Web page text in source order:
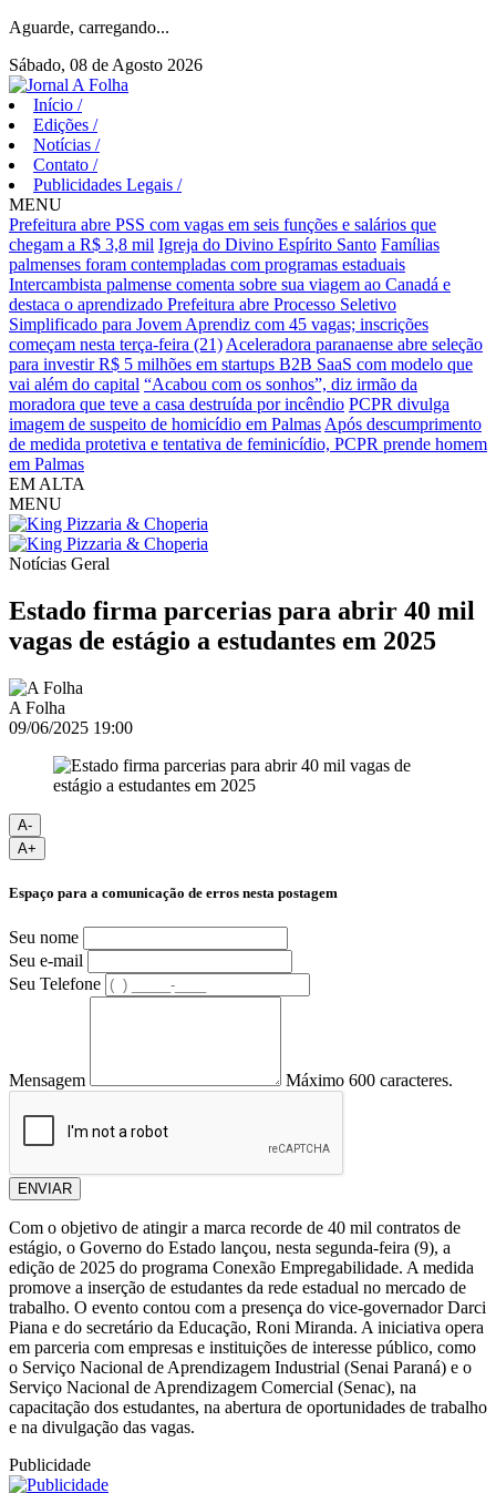
Aguarde, carregando...
Sábado, 08 de Agosto 2026
Início /
Edições /
Notícias /
Contato /
Publicidades Legais /
MENU
Prefeitura abre PSS com vagas em seis funções e salários que
chegam a R$ 3,8 mil Igreja do Divino Espírito Santo Famílias
palmenses foram contempladas com programas estaduais
Intercambista palmense comenta sobre sua viagem ao Canadá e
destaca o aprendizado Prefeitura abre Processo Seletivo
Simplificado para Jovem Aprendiz com 45 vagas; inscrições
começam nesta terça-feira (21) Aceleradora paranaense abre seleção
para investir R$ 5 milhões em startups B2B SaaS com modelo que
vai além do capital “Acabou com os sonhos”, diz irmão da
moradora que teve a casa destruída por incêndio PCPR divulga
imagem de suspeito de homicídio em Palmas Após descumprimento
de medida protetiva e tentativa de feminicídio, PCPR prende homem
em Palmas
EM ALTA
MENU
Notícias Geral
Estado firma parcerias para abrir 40 mil
vagas de estágio a estudantes em 2025
A Folha
09/06/2025 19:00
A-
A+
Espaço para a comunicação de erros nesta postagem
Seu nome
Seu e-mail
Seu Telefone
Mensagem Máximo 600 caracteres.
ENVIAR
Com o objetivo de atingir a marca recorde de 40 mil contratos de
estágio, o Governo do Estado lançou, nesta segunda-feira (9), a
edição de 2025 do programa Conexão Empregabilidade. A medida
promove a inserção de estudantes da rede estadual no mercado de
trabalho. O evento contou com a presença do vice-governador Darci
Piana e do secretário da Educação, Roni Miranda. A iniciativa opera
em parceria com empresas e instituições de interesse público, como
o Serviço Nacional de Aprendizagem Industrial (Senai Paraná) e o
Serviço Nacional de Aprendizagem Comercial (Senac), na
capacitação dos estudantes, na abertura de oportunidades de trabalho
e na divulgação das vagas.
Publicidade